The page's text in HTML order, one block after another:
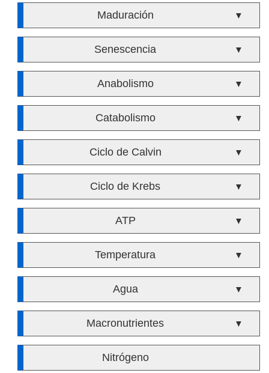
Maduración ▼
Senescencia ▼
Anabolismo ▼
Catabolismo ▼
Ciclo de Calvin ▼
Ciclo de Krebs ▼
ATP ▼
Temperatura ▼
Agua ▼
Macronutrientes ▼
Nitrógeno